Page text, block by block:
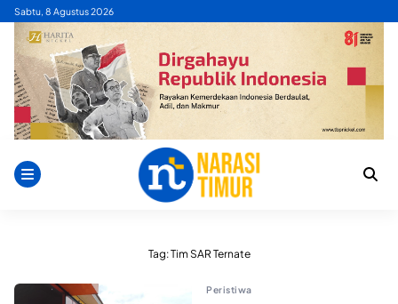
Skip
content
Sabtu, 8 Agustus 2026
Tag:Tim SAR Ternate
Peristiwa